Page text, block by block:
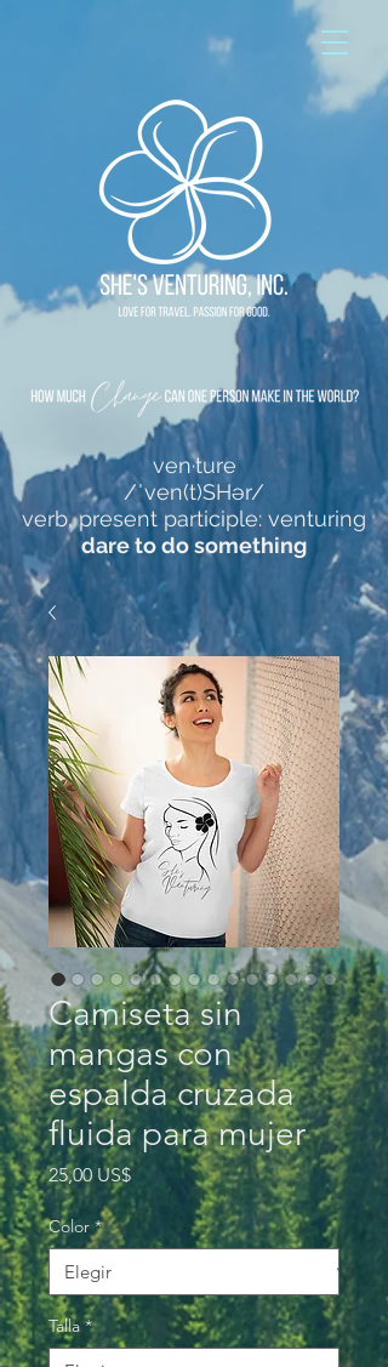
ven·ture
/ˈven(t)SHər/
verb, present participle: venturing
dare to do something
Camiseta sin
mangas con
espalda cruzada
fluida para mujer
25,00 US$Precio
Color *
Talla *